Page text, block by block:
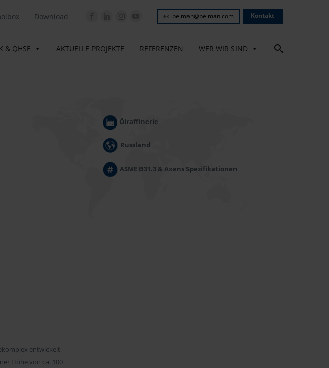
Download belman@belman.com Kontakt
& QHSE AKTUELLE PROJEKTE REFERENZEN WER WIR SIND
Ölraffinerie
Russland
ASME B31.3 & Axens Spezifikationen
entwickelt,
Höhe von ca. 100